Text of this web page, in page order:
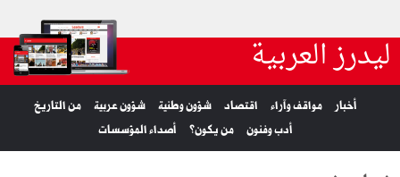
ليدرز العربية
أخبار مواقف وآراء اقتصاد شؤون وطنية شؤون عربية
من التاريخ
أدب وفنون
من يكون؟ أصداء المؤسسات